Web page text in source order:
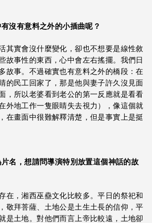
沒有意料之外的小插曲呢？
其實會沒什麼變化，卻也不想要是線性敘
故事性的東西，心中會左右搖擺。我們日
故事。不過確實也有意料之外的橋段：在
的民工回家了，那是他與妻子許久沒見面
，所以老婆看到老公的第一反應就是看看
外地工作一隻眼睛失去視力），像這個就
在畫面中很難解釋清楚，但是事實上是挺
名，想請問導演特別放置這個神話的故
在，湘西巫蠱文化比較多。平日的祭祀和
敬拜菩薩、土地公是土生土長的信仰，平
是土地。對他們而言上帝比較遠，土地卻